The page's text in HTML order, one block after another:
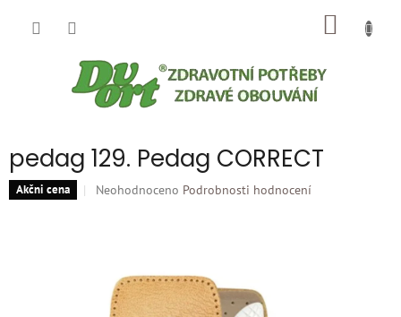
pedag 129. Pedag CORRECT
Akčni cena
Průměrné
hvězdiček.
Neohodnoceno Podrobnosti hodnocení